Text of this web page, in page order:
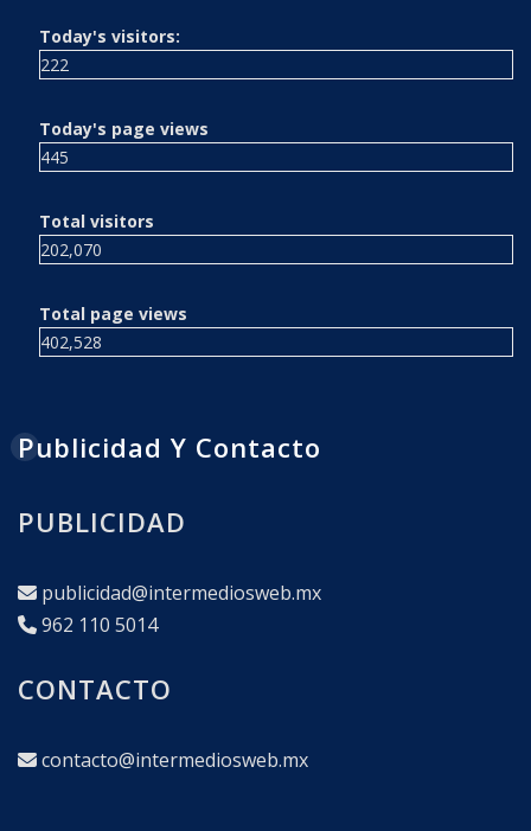
Today's visitors:
222
Today's page views
445
Total visitors
202,070
Total page views
402,528
Publicidad Y Contacto
PUBLICIDAD
publicidad@intermediosweb.mx
962 110 5014
CONTACTO
contacto@intermediosweb.mx